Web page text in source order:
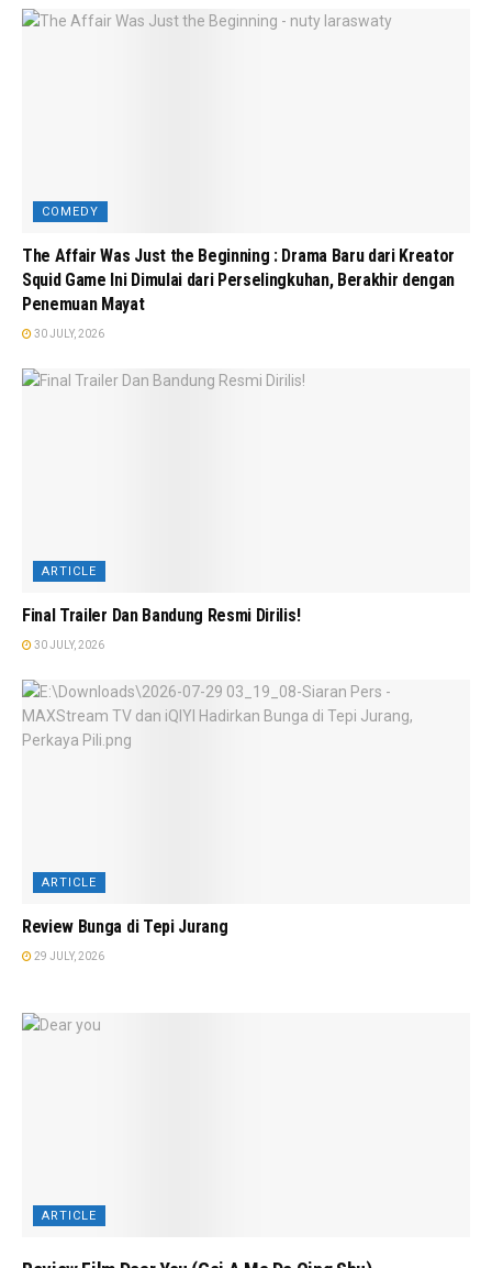
COMEDY
The Affair Was Just the Beginning : Drama Baru dari Kreator
Squid Game Ini Dimulai dari Perselingkuhan, Berakhir dengan
Penemuan Mayat
30 JULY, 2026
ARTICLE
Final Trailer Dan Bandung Resmi Dirilis!
30 JULY, 2026
ARTICLE
Review Bunga di Tepi Jurang
29 JULY, 2026
ARTICLE